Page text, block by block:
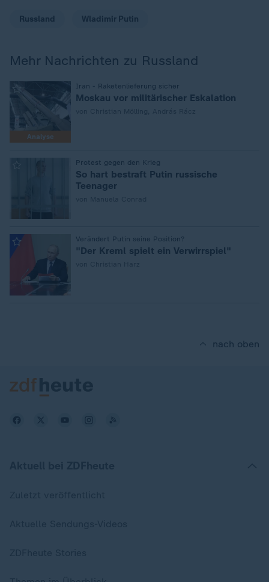
Russland Wladimir Putin
Mehr Nachrichten zu Russland
Analyse
Iran - Raketenlieferung sicher
Moskau vor militärischer Eskalation
Protest gegen den Krieg
So hart bestraft Putin russische
Teenager
Verändert Putin seine Position?
"Der Kreml spielt ein Verwirrspiel"
nach oben